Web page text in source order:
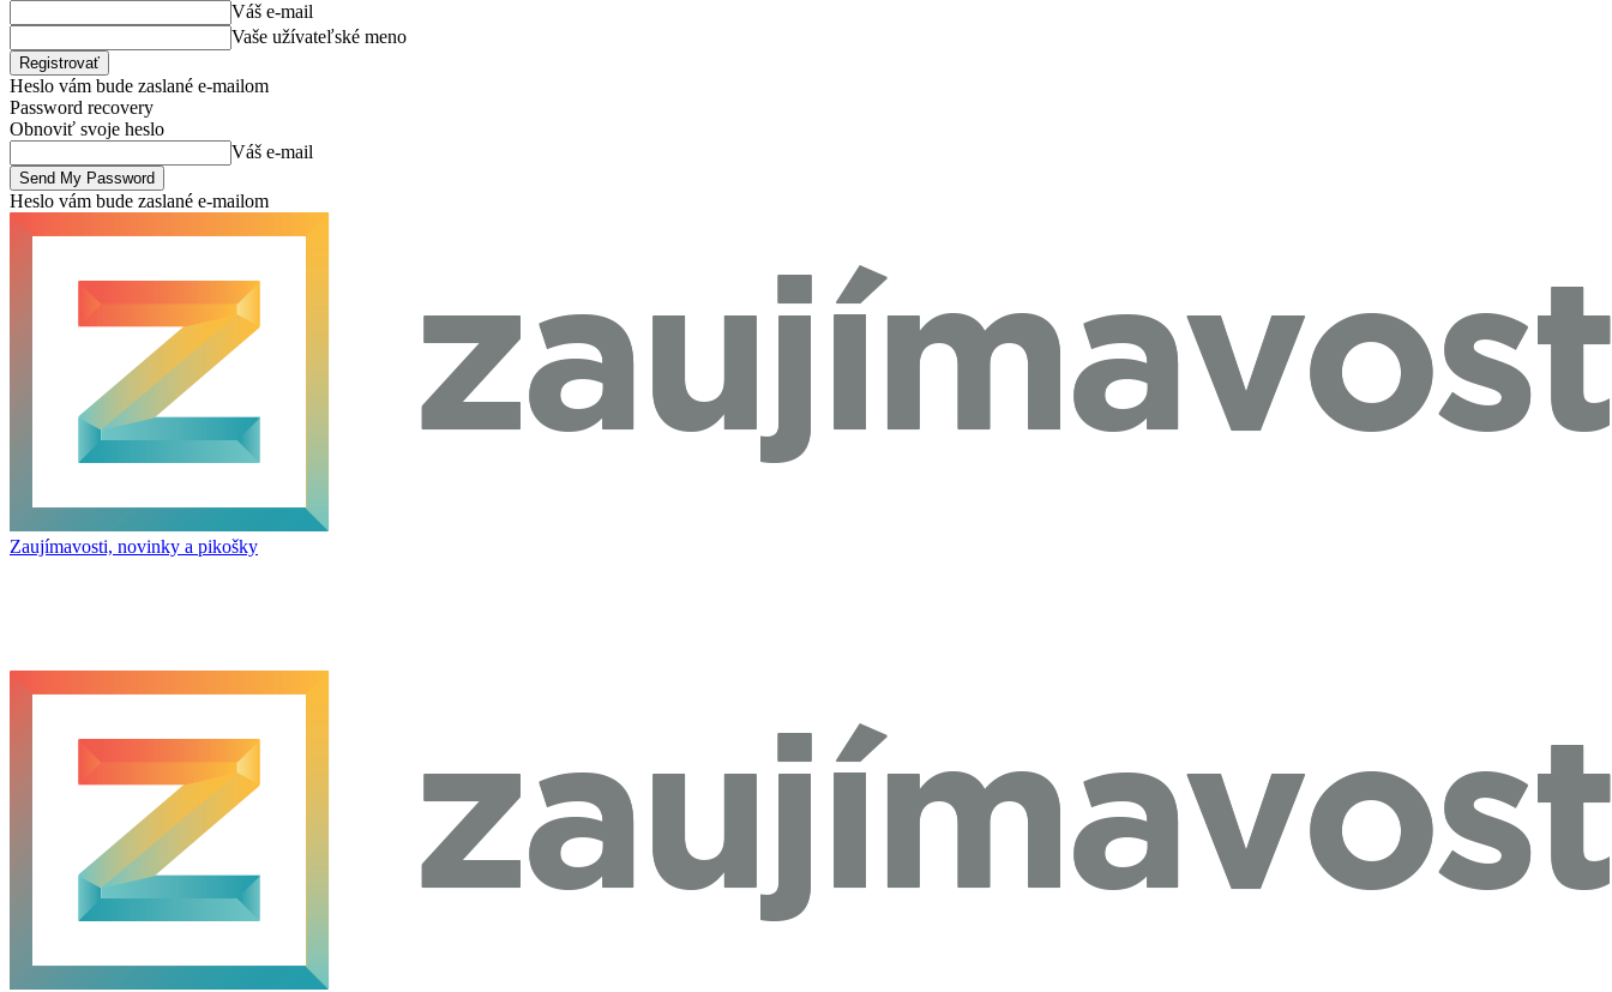
Váš e-mail
Vaše užívateľské meno
Heslo vám bude zaslané e-mailom
Password recovery
Obnoviť svoje heslo
Váš e-mail
Heslo vám bude zaslané e-mailom
Zaujímavosti, novinky a pikošky